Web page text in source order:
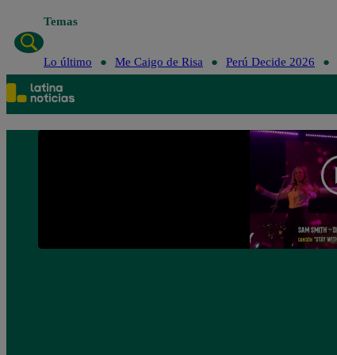
Temas
Lo último Me Caigo de Risa Perú Decide 2026